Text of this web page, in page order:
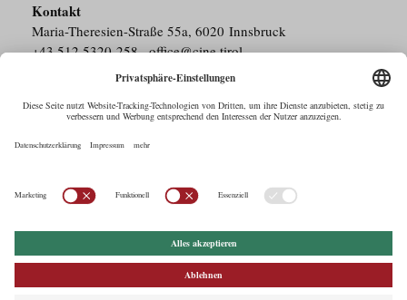
Kontakt
Maria-Theresien-Straße 55a, 6020 Innsbruck
+43.512.5320-258,office@cine.tirol
Barrierefreiheit
Pressebereich
Datenschutz
Commercials in Tirol
Drehorte in Tirol
EUFCN